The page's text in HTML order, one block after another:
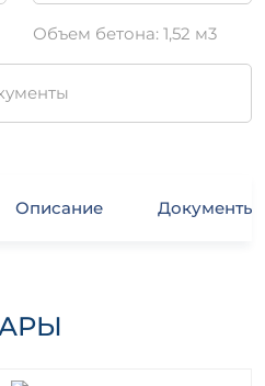
Объем бетона: 1,52 м3
Описание Документы